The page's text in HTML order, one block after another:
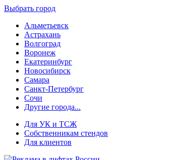
Выбрать город
Альметьевск
Астрахань
Волгоград
Воронеж
Екатеринбург
Новосибирск
Самара
Санкт-Петербург
Сочи
Другие города...
Для УК и ТСЖ
Собственникам стендов
Для клиентов